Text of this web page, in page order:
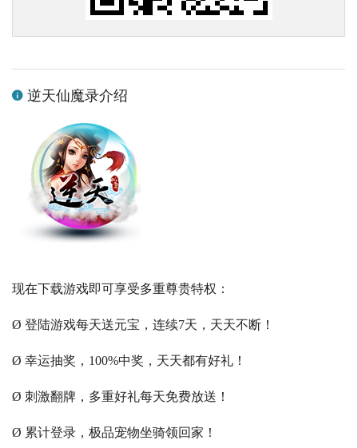
逆天仙魔录介绍
现在下载游戏即可享受多重尊贵特权：
Ø 登陆游戏每天送元宝，连续7天，天天不断！
Ø 幸运抽奖，100%中奖，天天都有好礼！
Ø 刺激翻牌，多重好礼每天免费放送！
Ø 累计登录，极品宠物坐骑领回家！